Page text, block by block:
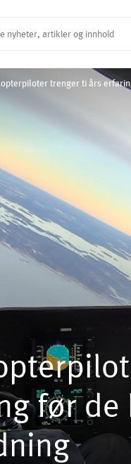
trenger ti års
før de